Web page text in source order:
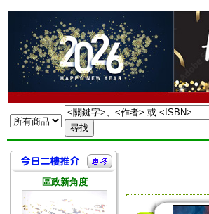
區政新角度